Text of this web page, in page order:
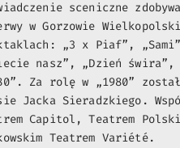
sceniczne
w Gorzowie
„3 x Piaf”,
nasz”, „Dzień
Za rolę w „1980”
Jacka Sieradzkiego.
Capitol, Teatrem
Teatrem Variété.